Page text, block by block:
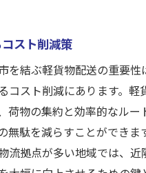
スト削減策
を結ぶ軽貨物配送の重要性
コスト削減にあります。軽
荷物の集約と効率的なルー
無駄を減らすことができま
流拠点が多い地域では、近